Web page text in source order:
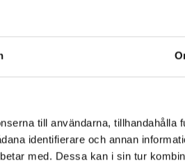
till användarna, tillhandahålla
identifierare och annan
med. Dessa kan i sin tur